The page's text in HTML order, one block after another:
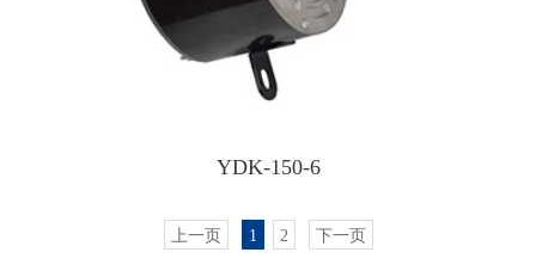
YDK-150-6
上一页 1 2 下一页